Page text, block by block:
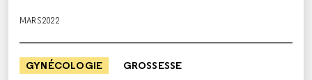
MARS 2022
GYNÉCOLOGIE GROSSESSE